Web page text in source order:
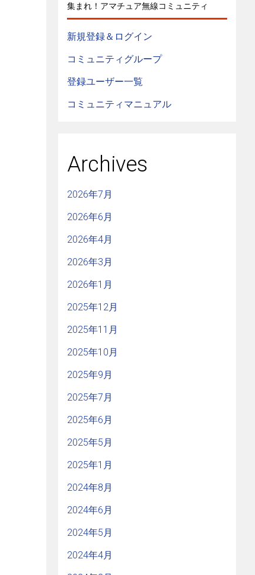
集まれ！アマチュア無線コミュニティ
新規登録＆ログイン
コミュニティグループ
登録ユーザー一覧
コミュニティマニュアル
Archives
2026年7月
2026年6月
2026年4月
2026年3月
2026年1月
2025年12月
2025年11月
2025年10月
2025年9月
2025年7月
2025年6月
2025年5月
2025年1月
2024年8月
2024年6月
2024年5月
2024年4月